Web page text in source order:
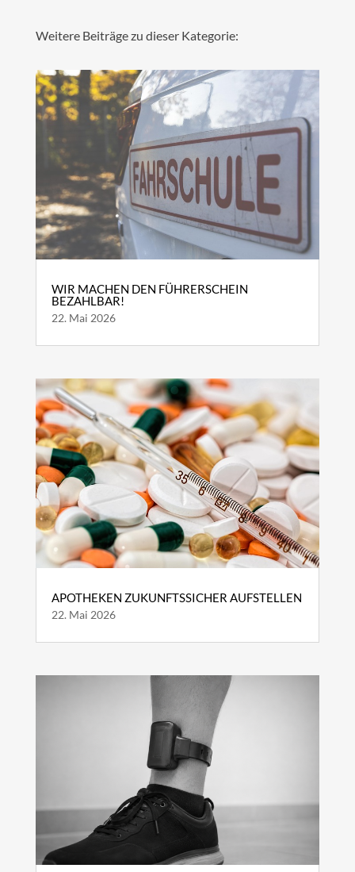
Weitere Beiträge zu dieser Kategorie:
WIR MACHEN DEN FÜHRERSCHEIN
BEZAHLBAR!
22. Mai 2026
APOTHEKEN ZUKUNFTSSICHER AUFSTELLEN
22. Mai 2026